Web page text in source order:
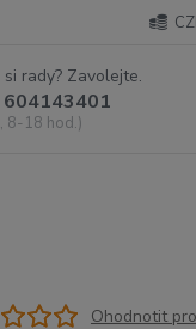
rady? Zavolejte.
8-18 hod.)
Ohodnotit